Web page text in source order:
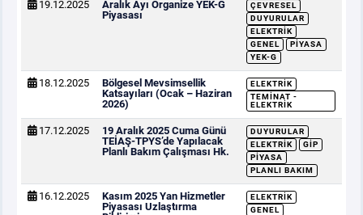
19.12.2025
Aralık Ayı Organize YEK-G
Piyasası
ÇEVRESEL
DUYURULAR
ELEKTRIK
GENEL
PIYASA
YEK-G
18.12.2025
Bölgesel Mevsimsellik
Katsayıları (Ocak – Haziran
2026)
ELEKTRIK
TEMINAT -
ELEKTRIK
17.12.2025
19 Aralık 2025 Cuma Günü
TEİAŞ-TPYS’de Yapılacak
Planlı Bakım Çalışması Hk.
DUYURULAR
ELEKTRIK
GİP
PIYASA
PLANLI BAKIM
16.12.2025
Kasım 2025 Yan Hizmetler
Piyasası Uzlaştırma
ELEKTRIK
GENEL